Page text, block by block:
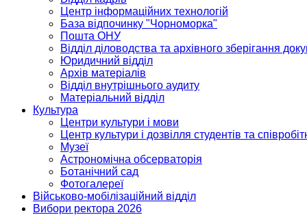
Центр інформаційних технологій
База відпочинку "Чорноморка"
Пошта ОНУ
Відділ діловодства та архівного зберігання
Юридичний відділ
Архів матеріалів
Відділ внутрішнього аудиту
Матеріальний відділ
Культура
Центри культури і мови
Центр культури і дозвілля студентів та
Музеї
Астрономічна обсерваторія
Ботанічний сад
Фотогалереї
Військово-мобілізаційний відділ
Вибори ректора 2026